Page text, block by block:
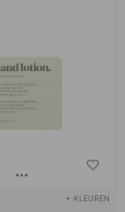
+ KLEUREN